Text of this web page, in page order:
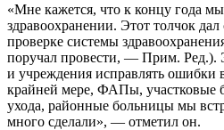
«Мне кажется, что к концу года
здравоохранении. Этот толчок дал
проверке системы
поручал провести, — Прим. Ред.).
и учреждения исправлять ошибки
крайней мере, ФАПы, участковые
ухода, районные больницы мы
много сделали», — отметил он.